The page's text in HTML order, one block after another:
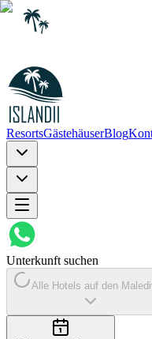
ResortsGästehäuserBlog
Unterkunft suchen
Alle Hotels auf den